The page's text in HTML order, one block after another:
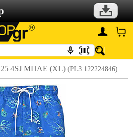
4SJ ΜΠΛΕ (XL) (PL3.122224846)